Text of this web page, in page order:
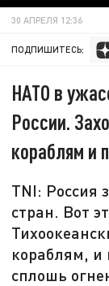
30 АПРЕЛЯ 12:36
ПОДПИШИТЕСЬ:
НАТО в
России.
кораблям и
TNI: Россия
стран. Вот
кораблям, и
сплошь